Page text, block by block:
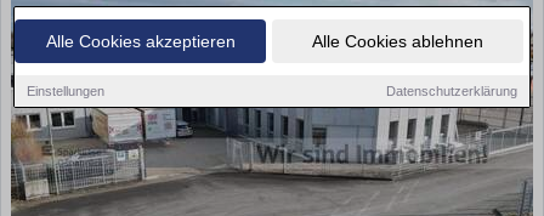
Alle Cookies akzeptieren Alle Cookies ablehnen
Einstellungen Datenschutzerklärung